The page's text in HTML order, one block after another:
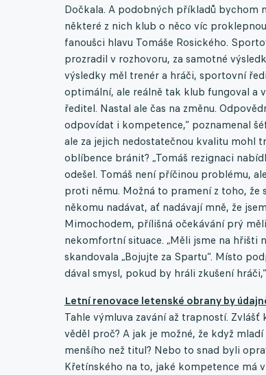
Dočkala. A podobných příkladů bychom
některé z nich klub o něco víc
fanoušci hlavu Tomáše Rosického.
prozradil v rozhovoru, za samotné
výsledky měl trenér a hráči, sportovní
optimální, ale reálně tak klub fungoval a
ředitel. Nastal ale čas na změnu.
odpovídat i kompetence,“ poznamenal
ale za jejich nedostatečnou kvalitu mohl
oblíbence bránit? „Tomáš rezignaci
odešel. Tomáš není příčinou problému,
proti němu. Možná to pramení z toho, že
někomu nadávat, ať nadávají mně, že
Mimochodem, přílišná očekávání prý
nekomfortní situace. „Měli jsme na hřišti
skandovala „Bojujte za Spartu“. Místo
dával smysl, pokud by hráli zkušení
Letní renovace letenské obrany by
Tahle výmluva zavání až trapností.
věděl proč? A jak je možné, že když
menšího než titul? Nebo to snad byli
Křetínského na to, jaké kompetence má